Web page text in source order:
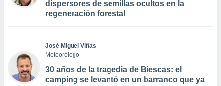
dispersores de semillas ocultos en la
regeneración forestal
José Miguel Viñas
Meteorólogo
30 años de la tragedia de Biescas: el
camping se levantó en un barranco que ya